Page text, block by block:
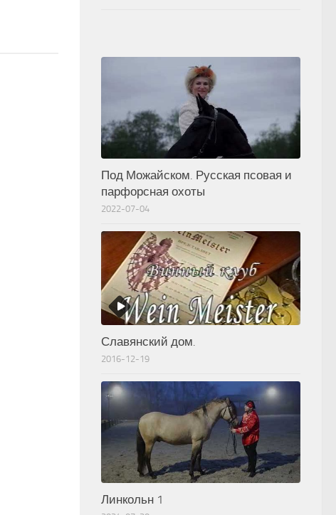
Под Можайском. Русская псовая и
парфорсная охоты
2022-07-04
Славянский дом.
2016-12-19
Линкольн 1